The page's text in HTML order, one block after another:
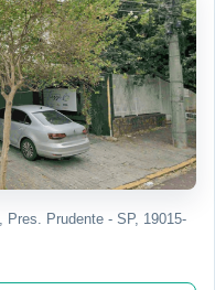
Prudente - SP, 19015-